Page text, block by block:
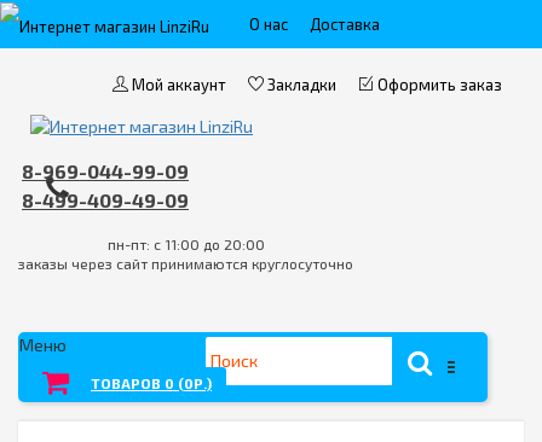
О нас Доставка
Пункты выдачи
Оплата
Мой аккаунт Закладки Оформить заказ
8-969-044-99-09
8-499-409-49-09
пн-пт: с 11:00 до 20:00
заказы через сайт принимаются круглосуточно
ТОВАРОВ 0 (0Р.)
Меню